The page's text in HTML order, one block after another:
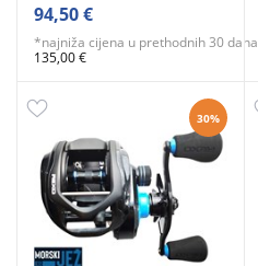
94,50 €
*najniža cijena u prethodnih 30 dana
135,00 €
30%